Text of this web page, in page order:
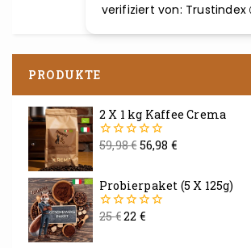
verifiziert von: Trustindex
PRODUKTE
2 X 1 kg Kaffee Crema
0
59,98€56,98 €
Probierpaket (5 X 125g)
0
25€22 €